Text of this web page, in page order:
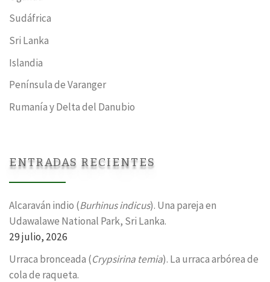
Sudáfrica
Sri Lanka
Islandia
Península de Varanger
Rumanía y Delta del Danubio
ENTRADAS RECIENTES
Alcaraván indio (Burhinus indicus). Una pareja en
Udawalawe National Park, Sri Lanka.
29 julio, 2026
Urraca bronceada (Crypsirina temia). La urraca arbórea de
cola de raqueta.